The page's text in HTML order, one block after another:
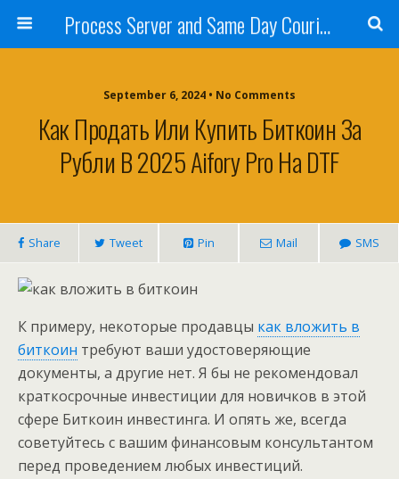
Process Server and Same Day Courier Services- San Diego|Orange County|Los Angeles
September 6, 2024 • No Comments
Как Продать Или Купить Биткоин За
Рубли В 2025 Aifory Pro На DTF
Share Tweet Pin Mail SMS
К примеру, некоторые продавцы как вложить в
биткоин требуют ваши удостоверяющие
документы, а другие нет. Я бы не рекомендовал
краткосрочные инвестиции для новичков в этой
сфере Биткоин инвестинга. И опять же, всегда
советуйтесь с вашим финансовым консультантом
перед проведением любых инвестиций.